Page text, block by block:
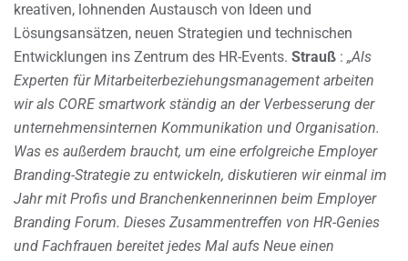
kreativen, lohnenden Austausch von Ideen und
Lösungsansätzen, neuen Strategien und technischen
Entwicklungen ins Zentrum des HR-Events. Strauß : „Als
Experten für Mitarbeiterbeziehungsmanagement arbeiten
wir als CORE smartwork ständig an der Verbesserung der
unternehmensinternen Kommunikation und Organisation.
Was es außerdem braucht, um eine erfolgreiche Employer
Branding-Strategie zu entwickeln, diskutieren wir einmal im
Jahr mit Profis und Branchenkennerinnen beim Employer
Branding Forum. Dieses Zusammentreffen von HR-Genies
und Fachfrauen bereitet jedes Mal aufs Neue einen